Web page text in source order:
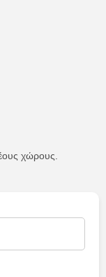
χώρους.